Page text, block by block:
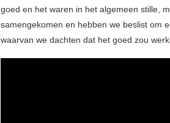
goed en het waren in het algemeen stille,
samengekomen en hebben we beslist om
waarvan we dachten dat het goed zou